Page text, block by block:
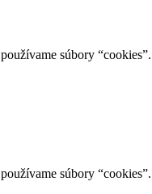
súbory “cookies”.
súbory “cookies”.